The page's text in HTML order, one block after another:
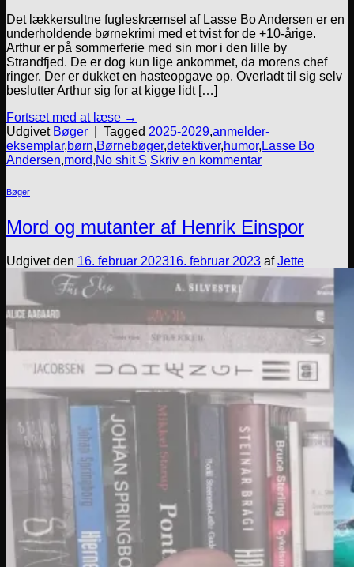
Det lækkersultne fugleskræmsel af Lasse Bo Andersen er en
underholdende børnekrimi med et tvist for de +10-årige.
Arthur er på sommerferie med sin mor i den lille by
Strandfjed. De er dog kun lige ankommet, da morens chef
ringer. Der er dukket en hasteopgave op. Overladt til sig selv
beslutter Arthur sig for at kigge lidt […]
Fortsæt med at læse →
Udgivet Bøger Tagged 2025-2029,anmelder-
eksemplar,børn,Børnebøger,detektiver,humor, Lasse Bo
Andersen,mord,No shit S Skriv en kommentar
Bøger
Mord og mutanter af Henrik Einspor
Udgivet den 16. februar 202316. februar 2023 afJette